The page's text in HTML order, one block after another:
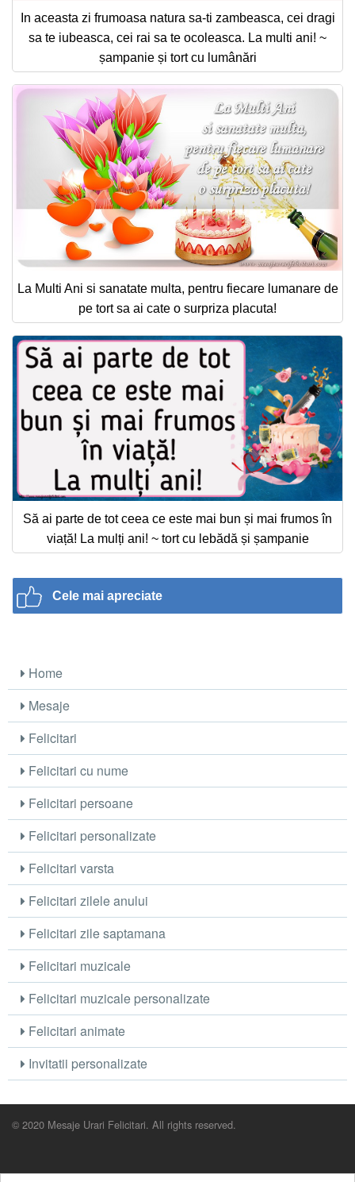
In aceasta zi frumoasa natura sa-ti zambeasca, cei dragi
sa te iubeasca, cei rai sa te ocoleasca. La multi ani! ~
șampanie și tort cu lumânări
La Multi Ani si sanatate multa, pentru fiecare lumanare de
pe tort sa ai cate o surpriza placuta!
Să ai parte de tot ceea ce este mai bun și mai frumos în
viață! La mulți ani! ~ tort cu lebădă și șampanie
Cele mai apreciate
Home
Mesaje
Felicitari
Felicitari cu nume
Felicitari persoane
Felicitari personalizate
Felicitari varsta
Felicitari zilele anului
Felicitari zile saptamana
Felicitari muzicale
Felicitari muzicale personalizate
Felicitari animate
Invitatii personalizate
© 2020 Mesaje Urari Felicitari. All rights reserved.